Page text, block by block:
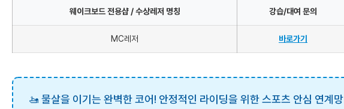
웨이크보드 전용샵 / 수상레저 명칭 강습/대여 문의
MC레저 바로가기
🚤 물살을 이기는 완벽한 코어! 안정적인 라이딩을 위한 스포츠 안심 연계망